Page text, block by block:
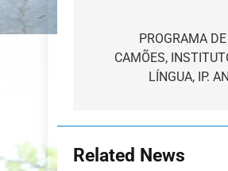
PROGRAMA
CAMÕES,
LÍNGUA, IP.
Related News